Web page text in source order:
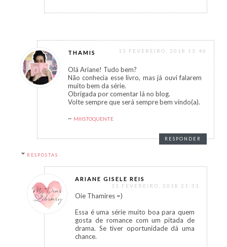
THAMIS 13 FEVEREIRO, 2018 13:46
Olá Ariane! Tudo bem?
Não conhecia esse livro, mas já ouvi falarem
muito bem da série.
Obrigada por comentar lá no blog.
Volte sempre que será sempre bem vindo(a).
~ MIIISTOQUENTE
RESPONDER
RESPOSTAS
ARIANE GISELE REIS
13 FEVEREIRO, 2018 21:31
Oie Thamires =)
Essa é uma série muito boa para quem
gosta de romance com um pitada de
drama. Se tiver oportunidade dá uma
chance.